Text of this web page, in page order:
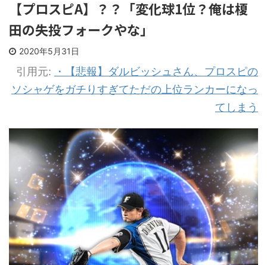
【プロスピA】？？「変化球1位？俺は榎
田の失投フォークやな」
2020年5月31日
引用元:・【悲報】ダルビッシュさん、プロスピの
ソシャゲをガチりすぎてただの上位ランカーになっ